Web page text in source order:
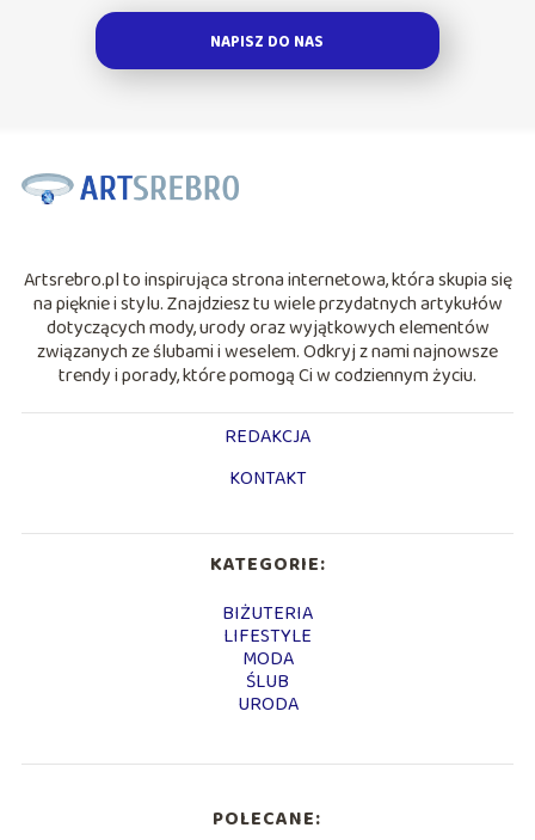
NAPISZ DO NAS
Artsrebro.pl to inspirująca strona internetowa, która skupia się
na pięknie i stylu. Znajdziesz tu wiele przydatnych artykułów
dotyczących mody, urody oraz wyjątkowych elementów
związanych ze ślubami i weselem. Odkryj z nami najnowsze
trendy i porady, które pomogą Ci w codziennym życiu.
REDAKCJA
KONTAKT
KATEGORIE:
BIŻUTERIA
LIFESTYLE
MODA
ŚLUB
URODA
POLECANE: